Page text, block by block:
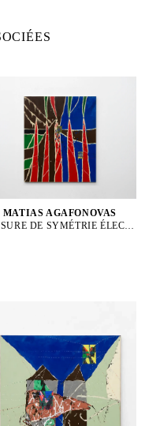
MATIAS AGAFONOVAS
BRISURE DE SYMÉTRIE ÉLECTROFAIBLE, 2025